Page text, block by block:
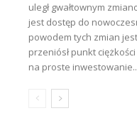
uległ gwałtownym
jest dostęp do
powodem tych zmian
przeniósł punkt
na proste